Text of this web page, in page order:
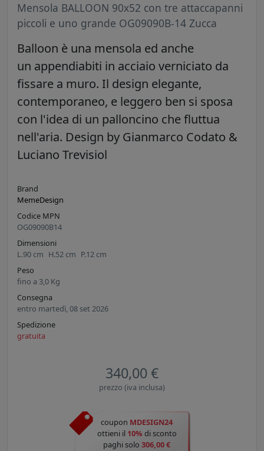
Mensola BALLOON 90x52 con tre attaccapanni
piccoli e uno grande OG09090B-14 Zucca
Balloon è una mensola ed anche
un appendiabiti in acciaio verniciato da
fissare a muro. Il design elegante,
contemporaneo, e leggero ben si sposa
con l'idea di un palloncino che fluttua
nell'aria. Design by Gianmarco Codato &
Luciano Trevisiol
Brand
MemeDesign
Codice MPN
OG09090B14
Dimensioni
L.90 cm H.52 cm P.12 cm
Peso
fino a 3,0 Kg
Consegna
entro martedì, 08 set 2026
Spedizione
gratuita
340,00 €
prezzo (iva inclusa)
coupon MDESIGN24
ottieni il 10% di sconto
paghi solo 306,00 €